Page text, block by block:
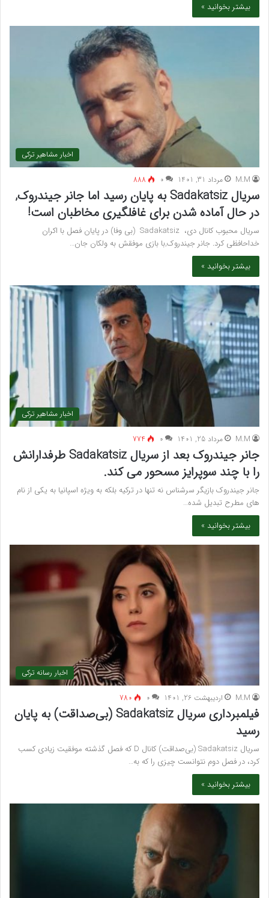
بیشتر بخوانید »
اخبار مشاهیر ترکی
M.M مرداد 31, 1401 ۰ 888
سریال Sadakatsiz به پایان رسید اما جانر جیندروک,
در حال آماده شدن برای غافلگیری مخاطبان است!
سریال محبوب کانال دی، Sadakatsiz (بی وفا) در پایان فصل با اکران
خداحافظی کرد. جانر جیندروک,با بازی موفقش به ولکان جان…
بیشتر بخوانید »
اخبار مشاهیر ترکی
M.M مرداد 25, 1401 ۰ 774
جانر جیندروک بعد از سریال Sadakatsiz طرفدارانش
را با چند سوپرایز مسحور می کند.
جانر جیندروک بازیگر سرشناس نه تنها در ترکیه بلکه به ویژه اسپانیا به یکی از نام
های مطرح تبدیل شده…
بیشتر بخوانید »
اخبار رسانه ترکی
M.M اردیبهشت 26, 1401 ۰ 780
فیلمبرداری سریال Sadakatsiz (بی‌صداقت) به پایان
رسید
سریال Sadakatsiz (بی‌صداقت) کانال D که فصل گذشته موفقیت زیادی کسب
کرد، در فصل دوم نتوانست چیزی را که به…
بیشتر بخوانید »